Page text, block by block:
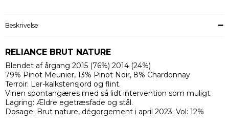
Beskrivelse
RELIANCE BRUT NATURE
Blendet af årgang 2015 (76%) 2014 (24%)
79% Pinot Meunier, 13% Pinot Noir, 8% Chardonnay
Terroir: Ler-kalkstensjord og flint.
Vinen spontangæres med så lidt intervention som muligt.
Lagring: Ældre egetræsfade og stål.
Dosage: Brut nature, dégorgement i april 2023. Vol: 12%